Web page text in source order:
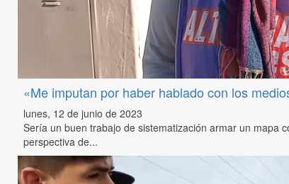
«Me imputan por haber hablado con los
lunes, 12 de junio de 2023
Sería un buen trabajo de sistematización armar un mapa
perspectiva de...